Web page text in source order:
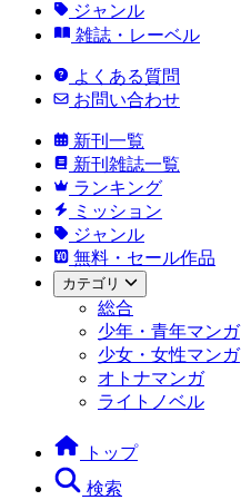
ジャンル
雑誌・レーベル
よくある質問
お問い合わせ
新刊一覧
新刊雑誌一覧
ランキング
ミッション
ジャンル
無料・セール作品
カテゴリ
総合
少年・青年マンガ
少女・女性マンガ
オトナマンガ
ライトノベル
トップ
検索